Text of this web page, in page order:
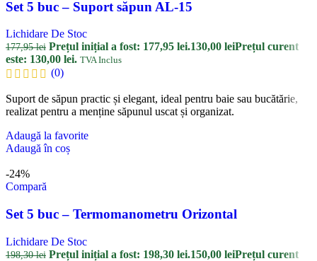
Set 5 buc – Suport săpun AL-15
Lichidare De Stoc
177,95lei Prețul inițial a fost: 177,95 lei.130,00 leiPrețul curent
este: 130,00 lei. TVA Inclus
(0)
Suport de săpun practic și elegant, ideal pentru baie sau bucătărie,
realizat pentru a menține săpunul uscat și organizat.
Adaugă la favorite
Adaugă în coș
-24%
Compară
Set 5 buc – Termomanometru Orizontal
Lichidare De Stoc
198,30lei Prețul inițial a fost: 198,30 lei.150,00 leiPrețul curent